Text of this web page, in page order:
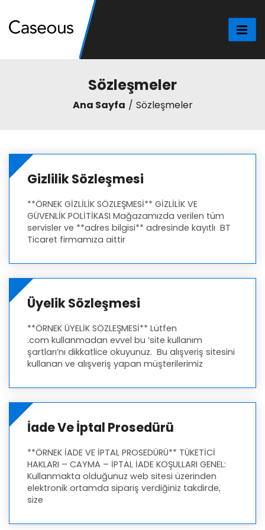
Sözleşmeler
Ana Sayfa Sözleşmeler
Gizlilik Sözleşmesi
**ÖRNEK GİZLİLİK SÖZLEŞMESİ** GİZLİLİK VE
GÜVENLİK POLİTİKASI Mağazamızda verilen tüm
servisler ve **adres bilgisi** adresinde kayıtlı BT
Ticaret firmamıza aittir
Üyelik Sözleşmesi
**ÖRNEK ÜYELİK SÖZLEŞMESİ** Lütfen
.com kullanmadan evvel bu ‘site kullanım
şartları’nı dikkatlice okuyunuz. Bu alışveriş sitesini
kullanan ve alışveriş yapan müşterilerimiz
İade Ve İptal Prosedürü
**ÖRNEK İADE VE İPTAL PROSEDÜRÜ** TÜKETİCİ
HAKLARI – CAYMA – İPTAL İADE KOŞULLARI GENEL:
Kullanmakta olduğunuz web sitesi üzerinden
elektronik ortamda sipariş verdiğiniz takdirde,
size